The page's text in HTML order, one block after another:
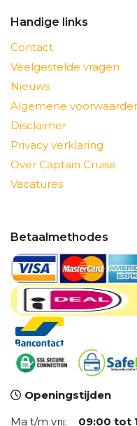
Handige links
Contact
Veelgestelde vragen
Nieuws
Algemene
Disclaimer
Privacy verklaring
Over Captain Cruise
Vacatures
Betaalmethodes
Openingstijden
Ma t/m vrij: 09:00 tot